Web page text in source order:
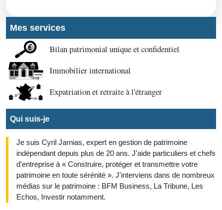
Mes services
Bilan patrimonial unique et confidentiel
Immobilier international
Expatriation et retraite à l'étranger
Qui suis-je
Je suis Cyril Jarnias, expert en gestion de patrimoine
indépendant depuis plus de 20 ans. J'aide particuliers et chefs
d'entreprise à « Construire, protéger et transmettre votre
patrimoine en toute sérénité ». J'interviens dans de nombreux
médias sur le patrimoine : BFM Business, La Tribune, Les
Echos, Investir notamment.